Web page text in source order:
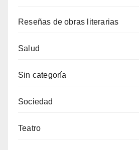
Reseñas de obras literarias
Salud
Sin categoría
Sociedad
Teatro